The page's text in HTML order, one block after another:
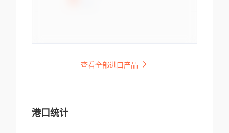
查看全部进口产品
港口统计